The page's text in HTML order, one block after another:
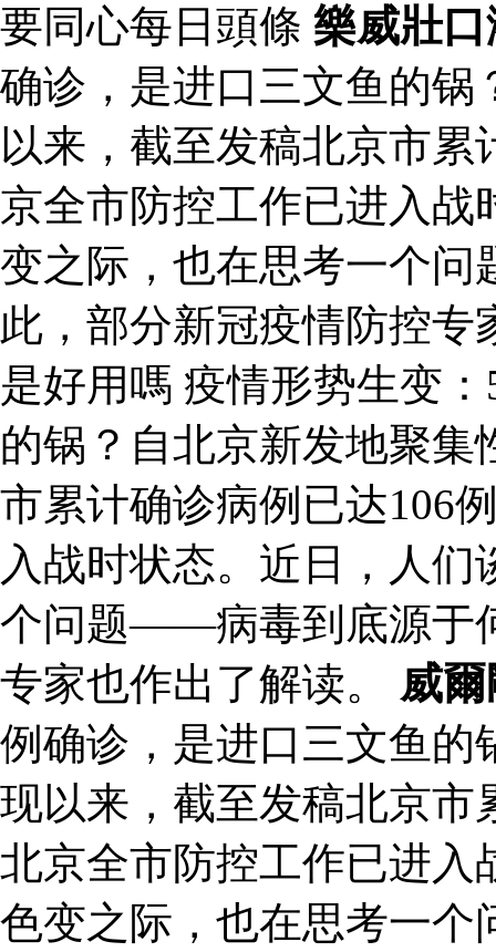
要同心每日頭條 樂威壯
确诊，是进口三文鱼的锅
以来，截至发稿北京市累
京全市防控工作已进入战
变之际，也在思考一个
此，部分新冠疫情防控
是好用嗎 疫情形势生变
的锅？自北京新发地聚
市累计确诊病例已达106
入战时状态。近日，人
个问题——病毒到底源于
专家也作出了解读。 威
例确诊，是进口三文鱼的
现以来，截至发稿北京市
北京全市防控工作已进入
色变之际，也在思考一